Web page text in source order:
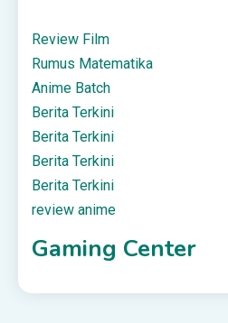
Review Film
Rumus Matematika
Anime Batch
Berita Terkini
Berita Terkini
Berita Terkini
Berita Terkini
review anime
Gaming Center